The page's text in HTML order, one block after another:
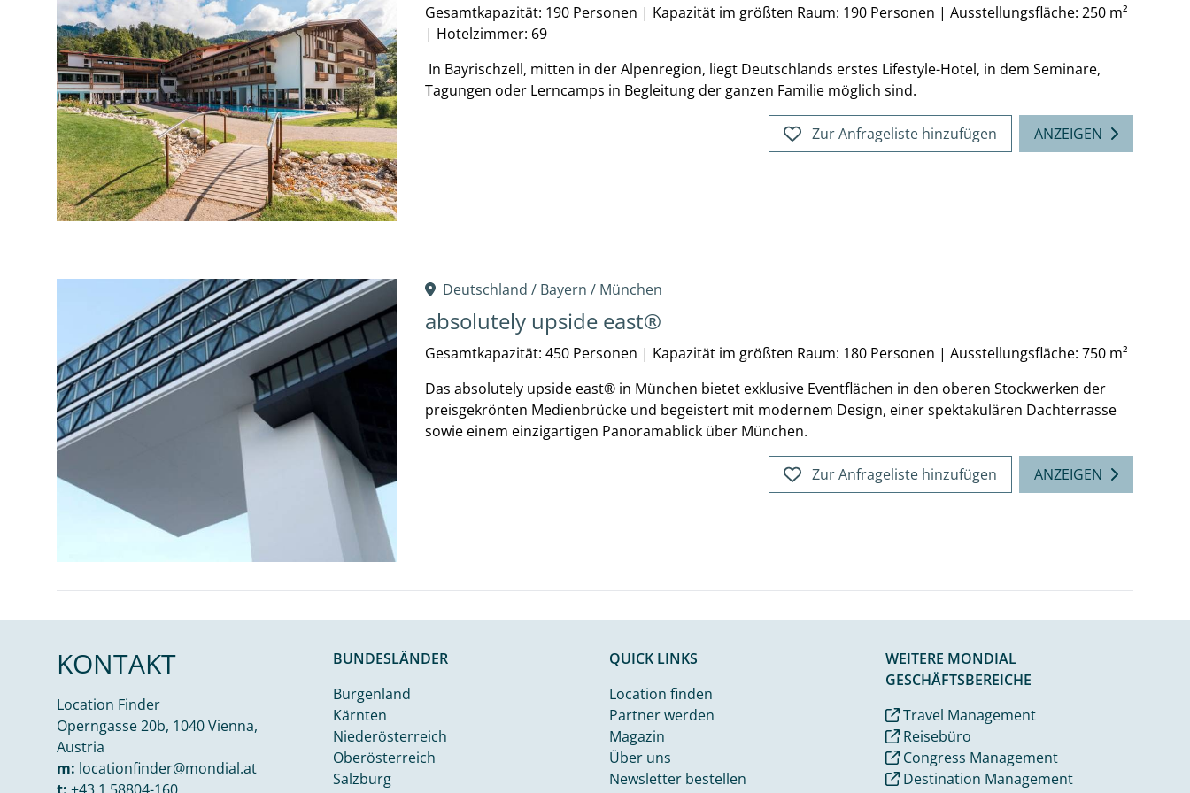
Gesamtkapazität: 190 Personen | Kapazität im größten Raum: 190 Personen | Ausstellungsfläche: 250 m²
| Hotelzimmer: 69
In Bayrischzell, mitten in der Alpenregion, liegt Deutschlands erstes Lifestyle-Hotel, in dem Seminare,
Tagungen oder Lerncamps in Begleitung der ganzen Familie möglich sind.
Zur Anfrageliste hinzufügen ANZEIGEN
Deutschland / Bayern / München
absolutely upside east®
Gesamtkapazität: 450 Personen | Kapazität im größten Raum: 180 Personen | Ausstellungsfläche: 750 m²
Das absolutely upside east® in München bietet exklusive Eventflächen in den oberen Stockwerken der
preisgekrönten Medienbrücke und begeistert mit modernem Design, einer spektakulären Dachterrasse
sowie einem einzigartigen Panoramablick über München.
Zur Anfrageliste hinzufügen ANZEIGEN
KONTAKT
Location Finder
Operngasse 20b, 1040 Vienna,
Austria
m: locationfinder@mondial.at
BUNDESLÄNDER
Burgenland
Kärnten
Niederösterreich
Oberösterreich
Salzburg
QUICK LINKS
Location finden
Partner werden
Magazin
Über uns
Newsletter bestellen
WEITERE MONDIAL
GESCHÄFTSBEREICHE
Travel Management
Reisebüro
Congress Management
Destination Management